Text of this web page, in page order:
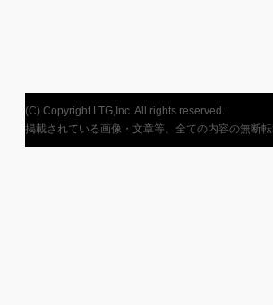
(C) Copyright LTG,Inc. All rights reserved.
掲載されている画像・文章等、全ての内容の無断転